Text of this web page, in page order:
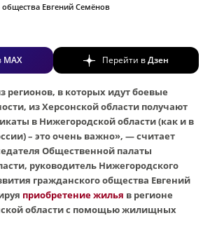
общества Евгений Семёнов
MAX Перейти вДзен
регионов, в которых идут боевые
из Херсонской области получают
в Нижегородской области (как и в
– это очень важно», — считает
Общественной палаты
руководитель Нижегородского
гражданского общества Евгений
приобретение жилья в регионе
области с помощью жилищных